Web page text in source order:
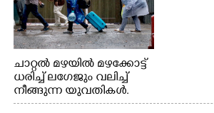
ചാറ്റൽ മഴയിൽ മഴക്കോട്ട്
ധരിച്ച് ലഗേജും വലിച്ച്
നീങ്ങുന്ന യുവതികൾ.
എറണാകുളം മേനകയിൽ